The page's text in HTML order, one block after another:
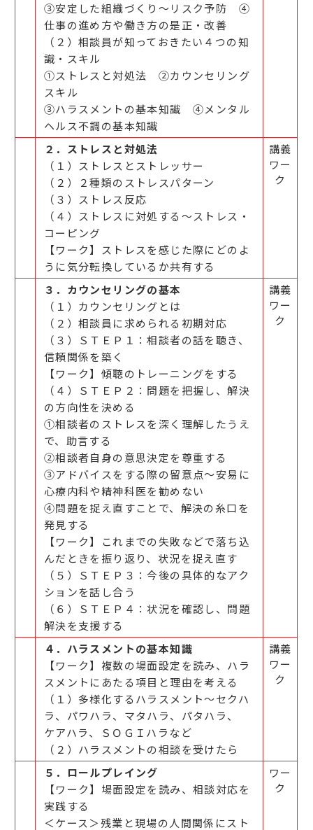
③安定した組織づくり～リスク予防 ④
仕事の進め方や働き方の是正・改善
（２）相談員が知っておきたい４つの知
識・スキル
①ストレスと対処法 ②カウンセリング
スキル
③ハラスメントの基本知識 ④メンタル
ヘルス不調の基本知識
２．ストレスと対処法
（１）ストレスとストレッサー
（２）２種類のストレスパターン
（３）ストレス反応
（４）ストレスに対処する～ストレス・
コーピング
【ワーク】ストレスを感じた際にどのよ
うに気分転換しているか共有する
講義
ワー
ク
３．カウンセリングの基本
（１）カウンセリングとは
（２）相談員に求められる初期対応
（３）ＳＴＥＰ１：相談者の話を聴き、
信頼関係を築く
【ワーク】傾聴のトレーニングをする
（４）ＳＴＥＰ２：問題を把握し、解決
の方向性を決める
①相談者のストレスを深く理解したうえ
で、助言する
②相談者自身の意思決定を尊重する
③アドバイスをする際の留意点～安易に
心療内科や精神科医を勧めない
④問題を捉え直すことで、解決の糸口を
発見する
【ワーク】これまでの失敗などで落ち込
んだときを振り返り、状況を捉え直す
（５）ＳＴＥＰ３：今後の具体的なアク
ションを話し合う
（６）ＳＴＥＰ４：状況を確認し、問題
解決を支援する
講義
ワー
ク
４．ハラスメントの基本知識
【ワーク】複数の場面設定を読み、ハラ
スメントにあたる項目と理由を考える
（１）多様化するハラスメント～セクハ
ラ、パワハラ、マタハラ、パタハラ、
ケアハラ、ＳＯＧＩハラなど
（２）ハラスメントの相談を受けたら
講義
ワー
ク
５．ロールプレイング
【ワーク】場面設定を読み、相談対応を
実践する
＜ケース＞残業と現場の人間関係にスト
ワー
ク